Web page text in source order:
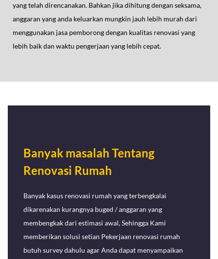
yang telah direncanakan. Bahkan jika dihitung dengan seksama,
anggaran yang anda keluarkan mungkin jauh lebih murah dari
menggunakan jasa pemborong dengan kualitas renovasi yang
lebih baik dan waktu pengerjaan yang lebih cepat.
Banyak masalah Tentang
Renovasi Rumah
Banyak kasus renovasi rumah yang terbengkalai
dikarenakan kurangnya buged / anggaran yang
membengkak dari estimasi awal, Sehingga Kami
memberikan solusi setian Pekerjaan renovasi rumah
butuh survey dahulu agar Anda dapat menyampaikan